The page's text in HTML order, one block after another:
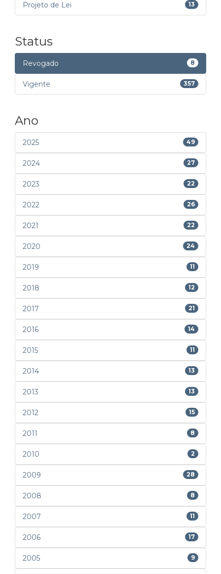
Projeto de Lei 13
Status
Revogado 8
Vigente 357
Ano
2025 49
2024 27
2023 22
2022 26
2021 22
2020 24
2019 11
2018 12
2017 21
2016 14
2015 11
2014 13
2013 13
2012 15
2011 8
2010 2
2009 28
2008 8
2007 11
2006 17
2005 9